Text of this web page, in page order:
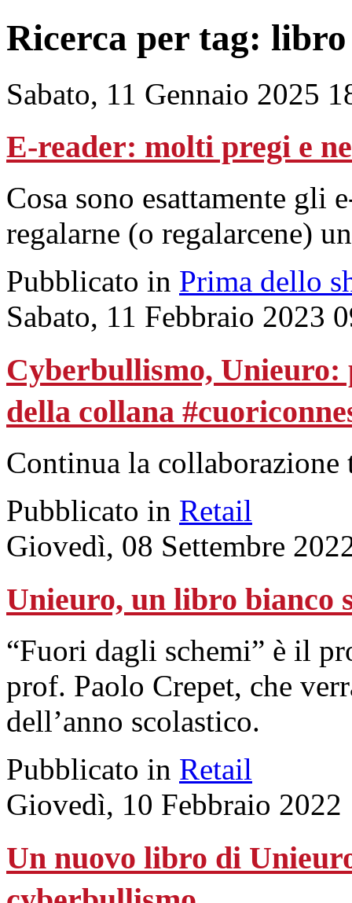
Ricerca per tag: libro
Sabato, 11 Gennaio 2025
E-reader: molti pregi e
Cosa sono esattamente gli
regalarne (o regalarcene)
Pubblicato in Prima dello
Sabato, 11 Febbraio 2023
Cyberbullismo,
della collana
Continua la
Pubblicato in Retail
Giovedì, 08 Settembre
Unieuro, un libro bianco
“Fuori dagli schemi” è il
prof. Paolo Crepet, che
dell’anno scolastico.
Pubblicato in Retail
Giovedì, 10 Febbraio 2022
Un nuovo libro di